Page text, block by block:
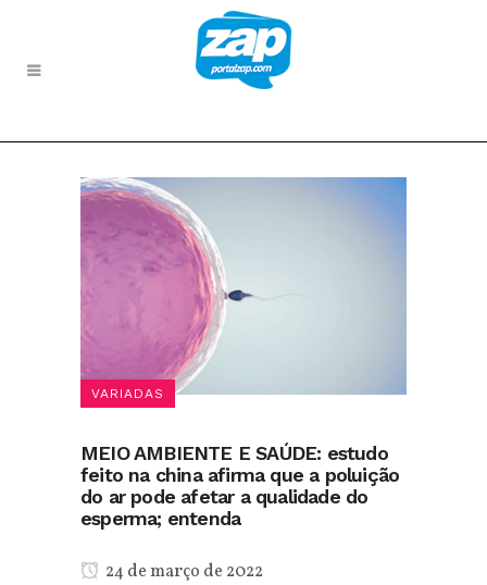
VARIADAS
MEIO AMBIENTE E SAÚDE: estudo
feito na china afirma que a poluição
do ar pode afetar a qualidade do
esperma; entenda
24 de março de 2022